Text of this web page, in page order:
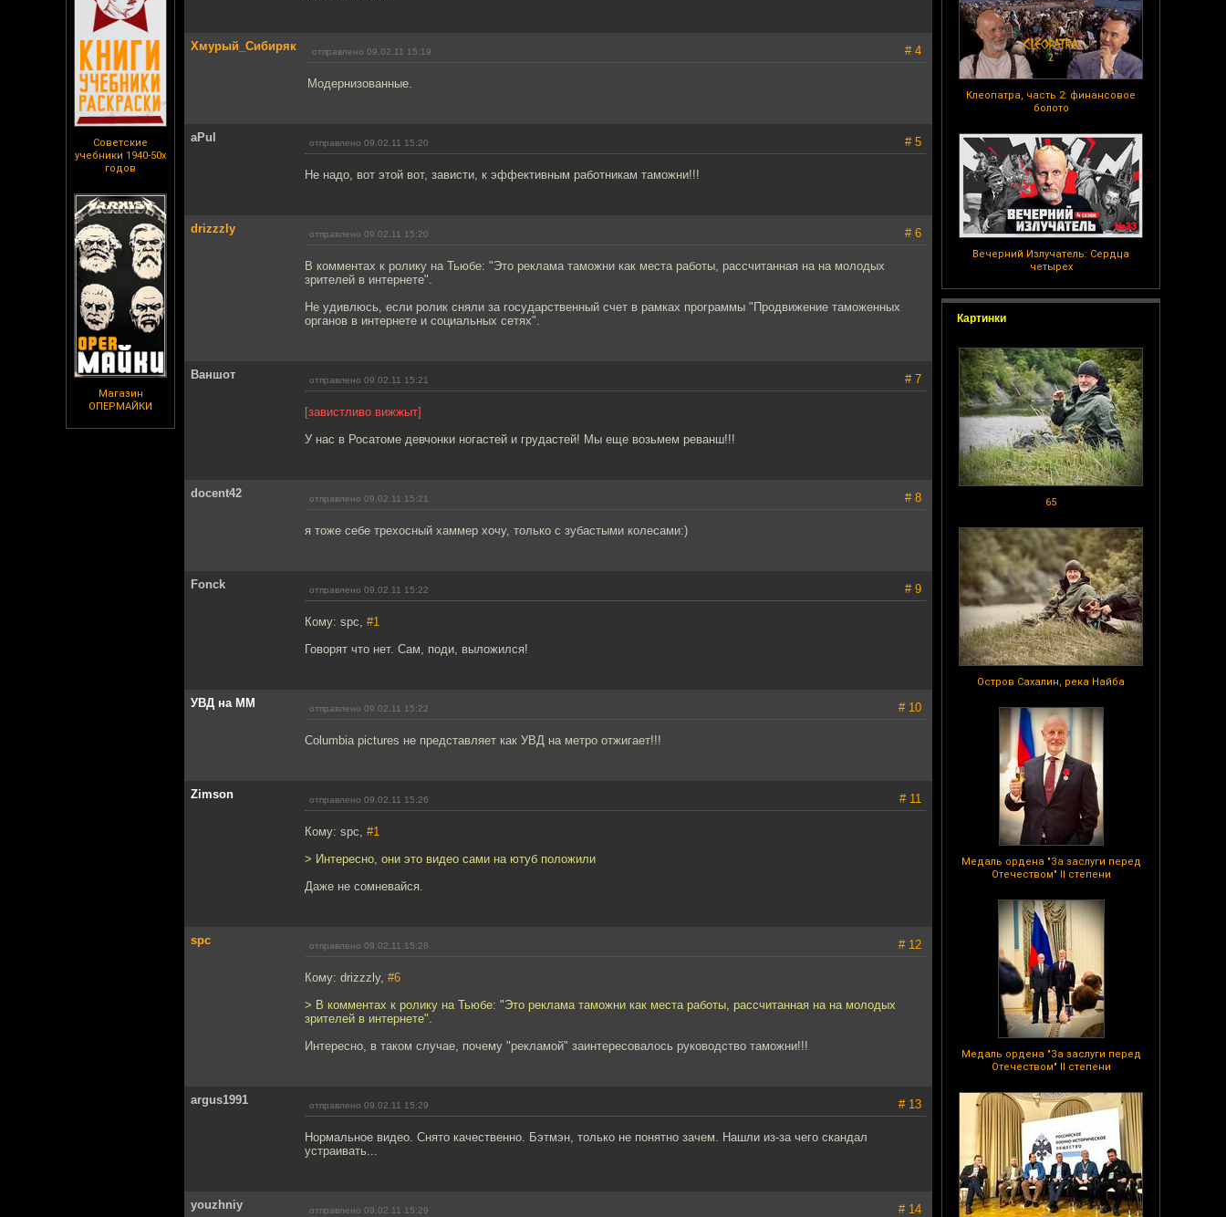
Советские
учебники 1940-50х
годов
Магазин
ОПЕРМАЙКИ
Клеопатра, часть 2: финансовое
болото
Вечерний Излучатель: Сердца
четырех
Картинки
65
Остров Сахалин, река Найба
Медаль ордена "За заслуги перед
Отечеством" II степени
Медаль ордена "За заслуги перед
Отечеством" II степени
Хмурый_Сибиряк отправлено 09.02.11 15:19 # 4
Модернизованные.
aPul отправлено 09.02.11 15:20 # 5
Не надо, вот этой вот, зависти, к эффективным работникам таможни!!!
drizzzly отправлено 09.02.11 15:20 # 6
В комментах к ролику на Тьюбе: "Это реклама таможни как места работы, рассчитанная на на молодых
зрителей в интернете".
Не удивлюсь, если ролик сняли за государственный счет в рамках программы "Продвижение таможенных
органов в интернете и социальных сетях".
Ваншот отправлено 09.02.11 15:21 # 7
[завистливо вижжыт]
У нас в Росатоме девчонки ногастей и грудастей! Мы еще возьмем реванш!!!
docent42 отправлено 09.02.11 15:21 # 8
я тоже себе трехосный хаммер хочу, только с зубастыми колесами:)
Fonck отправлено 09.02.11 15:22 # 9
Кому: spc, #1
Говорят что нет. Сам, поди, выложился!
УВД на ММ отправлено 09.02.11 15:22 # 10
Columbia pictures не представляет как УВД на метро отжигает!!!
Zimson отправлено 09.02.11 15:26 # 11
Кому: spc, #1
> Интересно, они это видео сами на ютуб положили
Даже не сомневайся.
spc отправлено 09.02.11 15:28 # 12
Кому: drizzzly, #6
> В комментах к ролику на Тьюбе: "Это реклама таможни как места работы, рассчитанная на на молодых
зрителей в интернете".
Интересно, в таком случае, почему "рекламой" заинтересовалось руководство таможни!!!
argus1991 отправлено 09.02.11 15:29 # 13
Нормальное видео. Снято качественно. Бэтмэн, только не понятно зачем. Нашли из-за чего скандал
устраивать...
youzhniy отправлено 09.02.11 15:29 # 14